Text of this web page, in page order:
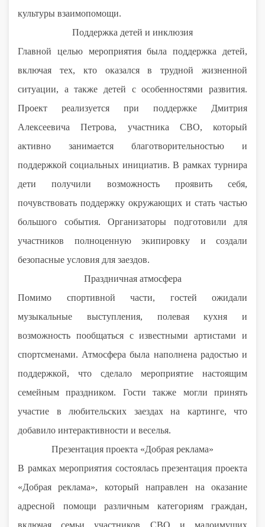
культуры взаимопомощи.
Поддержка детей и инклюзия
Главной целью мероприятия была поддержка детей,
включая тех, кто оказался в трудной жизненной
ситуации, а также детей с особенностями развития.
Проект реализуется при поддержке Дмитрия
Алексеевича Петрова, участника СВО, который
активно занимается благотворительностью и
поддержкой социальных инициатив. В рамках турнира
дети получили возможность проявить себя,
почувствовать поддержку окружающих и стать частью
большого события. Организаторы подготовили для
участников полноценную экипировку и создали
безопасные условия для заездов.
Праздничная атмосфера
Помимо спортивной части, гостей ожидали
музыкальные выступления, полевая кухня и
возможность пообщаться с известными артистами и
спортсменами. Атмосфера была наполнена радостью и
поддержкой, что сделало мероприятие настоящим
семейным праздником. Гости также могли принять
участие в любительских заездах на картинге, что
добавило интерактивности и веселья.
Презентация проекта «Добрая реклама»
В рамках мероприятия состоялась презентация проекта
«Добрая реклама», который направлен на оказание
адресной помощи различным категориям граждан,
включая семьи участников СВО и малоимущих